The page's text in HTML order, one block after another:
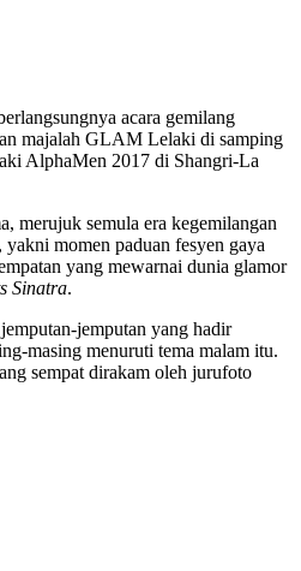
acara gemilang
majalah GLAM Lelaki di samping
AlphaMen 2017 di Shangri-La
merujuk semula era kegemilangan
yakni momen paduan fesyen gaya
yang mewarnai dunia glamor
Sinatra.
jemputan yang hadir
masing menuruti tema malam itu.
sempat dirakam oleh jurufoto